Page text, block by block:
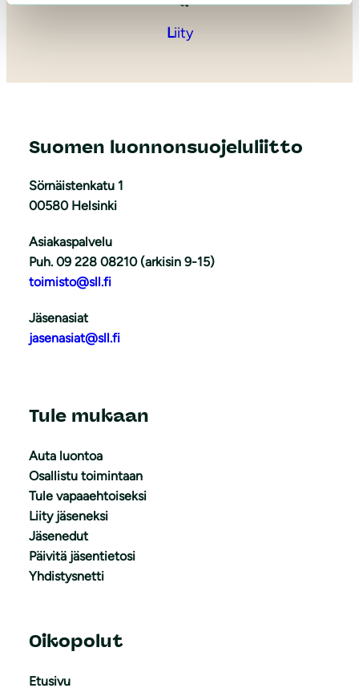
Liity
Suomen luonnonsuojeluliitto
Sörnäistenkatu 1
00580 Helsinki
Asiakaspalvelu
Puh. 09 228 08210 (arkisin 9-15)
toimisto@sll.fi
Jäsenasiat
jasenasiat@sll.fi
Tule mukaan
Auta luontoa
Osallistu toimintaan
Tule vapaaehtoiseksi
Liity jäseneksi
Jäsenedut
Päivitä jäsentietosi
Yhdistysnetti
Oikopolut
Etusivu